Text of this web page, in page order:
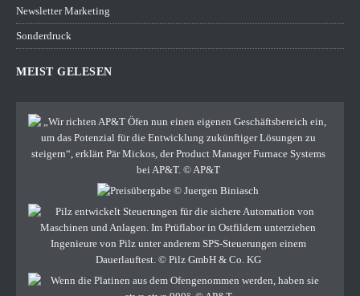
Newsletter Marketing
Sonderdruck
MEIST GELESEN